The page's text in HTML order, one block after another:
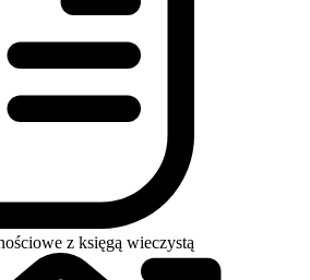
z księgą wieczystą